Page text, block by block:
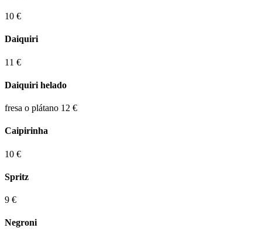
10 €
Daiquiri
11 €
Daiquiri helado
fresa o plátano 12 €
Caipirinha
10 €
Spritz
9 €
Negroni